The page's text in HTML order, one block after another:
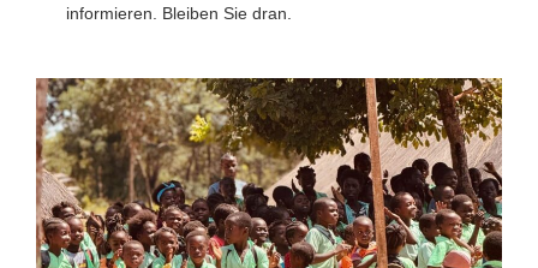
informieren. Bleiben Sie dran.